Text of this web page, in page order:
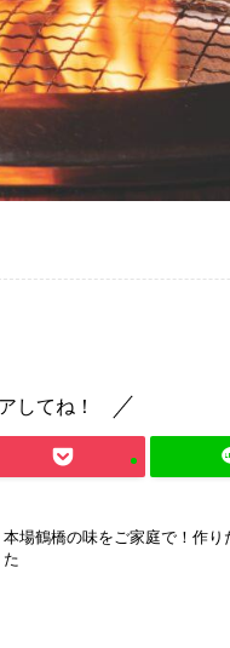
してね！
本場鶴橋の味をご家庭で！作
た